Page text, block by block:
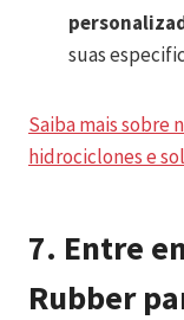
suas
Saiba mais sobre
hidrociclones e
7. Entre
Rubber